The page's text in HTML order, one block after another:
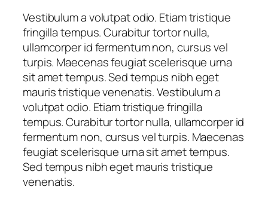
Vestibulum a volutpat odio. Etiam tristique
fringilla tempus. Curabitur tortor nulla,
ullamcorper id fermentum non, cursus vel
turpis. Maecenas feugiat scelerisque urna
sit amet tempus. Sed tempus nibh eget
mauris tristique venenatis. Vestibulum a
volutpat odio. Etiam tristique fringilla
tempus. Curabitur tortor nulla, ullamcorper id
fermentum non, cursus vel turpis. Maecenas
feugiat scelerisque urna sit amet tempus.
Sed tempus nibh eget mauris tristique
venenatis.